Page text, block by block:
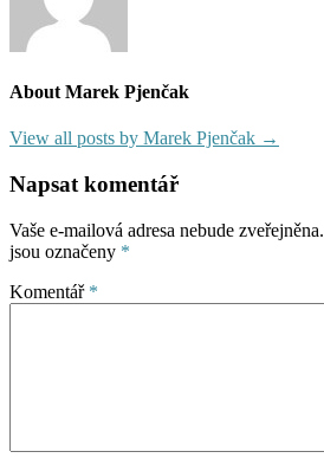
About Marek Pjenčak
View all posts by Marek Pjenčak →
Napsat komentář
Vaše e-mailová adresa nebude zveřejněna.
jsou označeny *
Komentář *